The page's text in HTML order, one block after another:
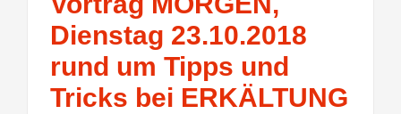
Dienstag 23.10.2018
rund um Tipps und
Tricks bei ERKÄLTUNG